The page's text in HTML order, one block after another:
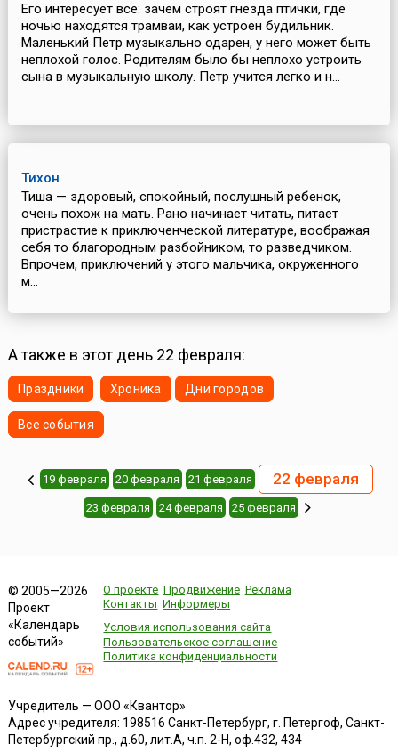
Его интересует все: зачем строят гнезда птички, где
ночью находятся трамваи, как устроен будильник.
Маленький Петр музыкально одарен, у него может быть
неплохой голос. Родителям было бы неплохо устроить
сына в музыкальную школу. Петр учится легко и н...
Тихон
Тиша — здоровый, спокойный, послушный ребенок,
очень похож на мать. Рано начинает читать, питает
пристрастие к приключенческой литературе, воображая
себя то благородным разбойником, то разведчиком.
Впрочем, приключений у этого мальчика, окруженного
м...
А также в этот день 22 февраля:
Праздники Хроника Дни городов
Все события
19 февраля 20 февраля 21 февраля 22 февраля
23 февраля 24 февраля 25 февраля
© 2005—2026
Проект
«Календарь
событий»
О проекте Продвижение Реклама
Контакты Информеры
Условия использования сайта
Пользовательское соглашение
Политика конфиденциальности
Учредитель — ООО «Квантор»
Адрес учредителя: 198516 Санкт-Петербург, г. Петергоф, Санкт-
Петербургский пр., д.60, лит.А, ч.п. 2-Н, оф.432, 434